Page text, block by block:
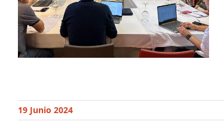
19 Junio 2024